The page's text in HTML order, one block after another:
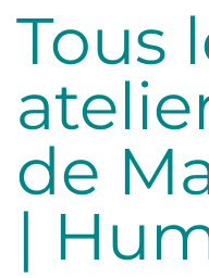
Tous
de
|